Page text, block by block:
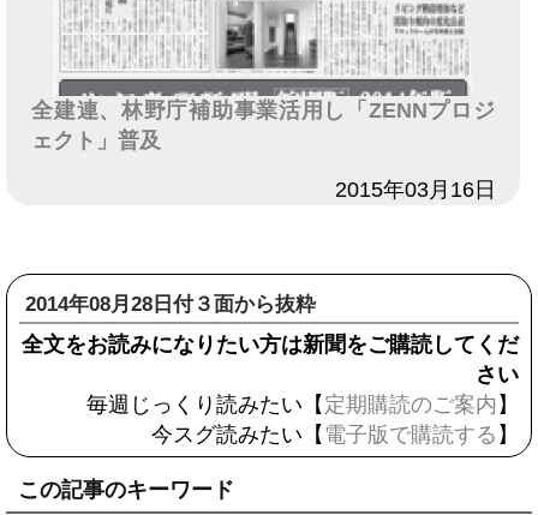
全建連、林野庁補助事業活用し「ZENNプロジ
ェクト」普及
2015年03月16日
2014年08月28日付３面から抜粋
全文をお読みになりたい方は新聞をご購読してくだ
さい
毎週じっくり読みたい【 定期購読のご案内 】
今スグ読みたい【 電子版で購読する 】
この記事のキーワード